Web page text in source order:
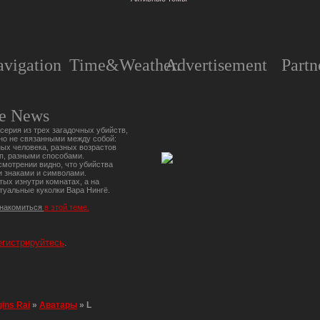
Time&Weather.Advertisement
News
из трех загадочных убийств,
не связанными между собой:
человека, разных возрастов
разными способами.
видно, что убийства
и символами.
изнутри комнатах, а на
куколки Вара Нингё.
в этой теме.
.
Rai »Аватары » L